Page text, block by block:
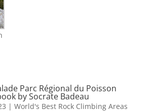
Parc Régional du Poisson
by Socrate Badeau
| World's Best Rock Climbing Areas